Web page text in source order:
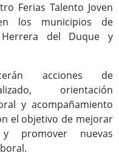
Ferias Talento Joven
en los municipios de
Herrera del Duque y
acciones de
orientación
y acompañamiento
el objetivo de mejorar
promover nuevas